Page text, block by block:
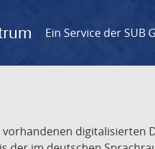
Ein Service der SUB
digitalisierten